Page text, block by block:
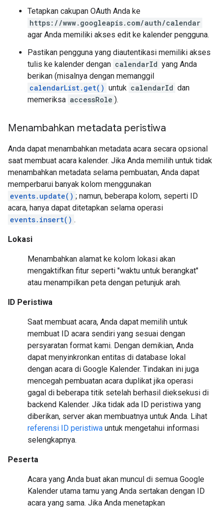
Tetapkan cakupan OAuth Anda ke
https://www.googleapis.com/auth/calendar
agar Anda memiliki akses edit ke kalender pengguna.
Pastikan pengguna yang diautentikasi memiliki akses
tulis ke kalender dengan calendarId yang Anda
berikan (misalnya dengan memanggil
calendarList.get() untuk calendarId dan
memeriksa accessRole ).
Menambahkan metadata peristiwa
Anda dapat menambahkan metadata acara secara opsional
saat membuat acara kalender. Jika Anda memilih untuk tidak
menambahkan metadata selama pembuatan, Anda dapat
memperbarui banyak kolom menggunakan
events.update() ; namun, beberapa kolom, seperti ID
acara, hanya dapat ditetapkan selama operasi
events.insert() .
Lokasi
Menambahkan alamat ke kolom lokasi akan
mengaktifkan fitur seperti "waktu untuk berangkat"
atau menampilkan peta dengan petunjuk arah.
ID Peristiwa
Saat membuat acara, Anda dapat memilih untuk
membuat ID acara sendiri yang sesuai dengan
persyaratan format kami. Dengan demikian, Anda
dapat menyinkronkan entitas di database lokal
dengan acara di Google Kalender. Tindakan ini juga
mencegah pembuatan acara duplikat jika operasi
gagal di beberapa titik setelah berhasil dieksekusi di
backend Kalender. Jika tidak ada ID peristiwa yang
diberikan, server akan membuatnya untuk Anda. Lihat
referensi ID peristiwa untuk mengetahui informasi
selengkapnya.
Peserta
Acara yang Anda buat akan muncul di semua Google
Kalender utama tamu yang Anda sertakan dengan ID
acara yang sama. Jika Anda menetapkan